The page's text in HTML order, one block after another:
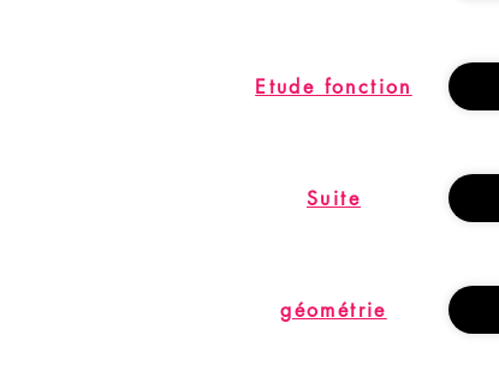
Etude fonction
Suite
géométrie